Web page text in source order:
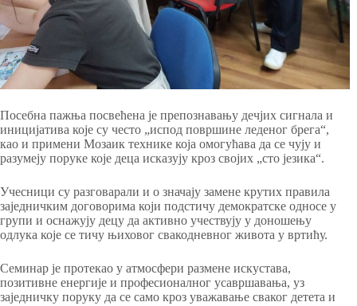
Посебна пажња посвећена је препознавању дечјих сигнала и
иницијатива које су често „испод површине леденог брега“,
као и примени Мозаик технике која омогућава да се чују и
разумеју поруке које деца исказују кроз својих „сто језика“.
Учесници су разговарали и о значају замене крутих правила
заједничким договорима који подстичу демократске односе у
групи и оснажују децу да активно учествују у доношењу
одлука које се тичу њиховог свакодневног живота у вртићу.
Семинар је протекао у атмосфери размене искустава,
позитивне енергије и професионалног усавршавања, уз
заједничку поруку да се само кроз уважавање сваког детета и